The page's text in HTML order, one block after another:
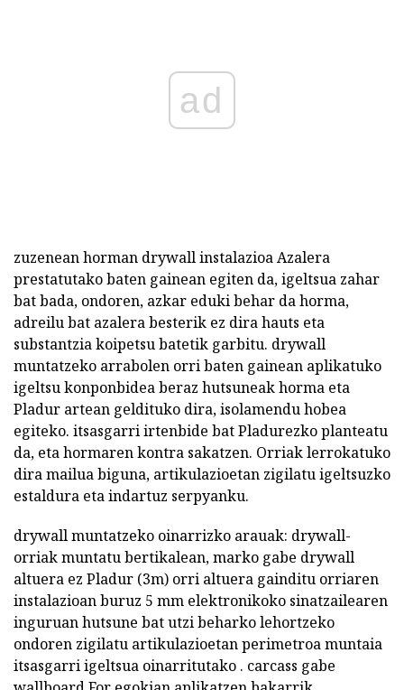
ad
zuzenean horman drywall instalazioa Azalera
prestatutako baten gainean egiten da, igeltsua zahar
bat bada, ondoren, azkar eduki behar da horma,
adreilu bat azalera besterik ez dira hauts eta
substantzia koipetsu batetik garbitu. drywall
muntatzeko arrabolen orri baten gainean aplikatuko
igeltsu konponbidea beraz hutsuneak horma eta
Pladur artean geldituko dira, isolamendu hobea
egiteko. itsasgarri irtenbide bat Pladurezko planteatu
da, eta hormaren kontra sakatzen. Orriak lerrokatuko
dira mailua biguna, artikulazioetan zigilatu igeltsuzko
estaldura eta indartuz serpyanku.
drywall muntatzeko oinarrizko arauak: drywall-
orriak muntatu bertikalean, marko gabe drywall
altuera ez Pladur (3m) orri altuera gainditu orriaren
instalazioan buruz 5 mm elektronikoko sinatzailearen
inguruan hutsune bat utzi beharko lehortzeko
ondoren zigilatu artikulazioetan perimetroa muntaia
itsasgarri igeltsua oinarritutako . carcass gabe